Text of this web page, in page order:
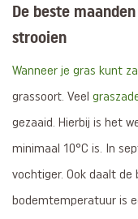
De beste
strooien
Wanneer je gras kunt
grassoort. Veel
gezaaid. Hierbij is het
minimaal 10°C is. In
vochtiger. Ook daalt
bodemtemperatuur is